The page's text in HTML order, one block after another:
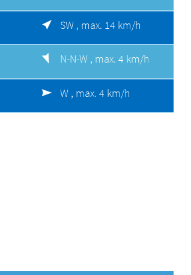
SW , max. 14 km/h
N-N-W , max. 4 km/h
W , max. 4 km/h